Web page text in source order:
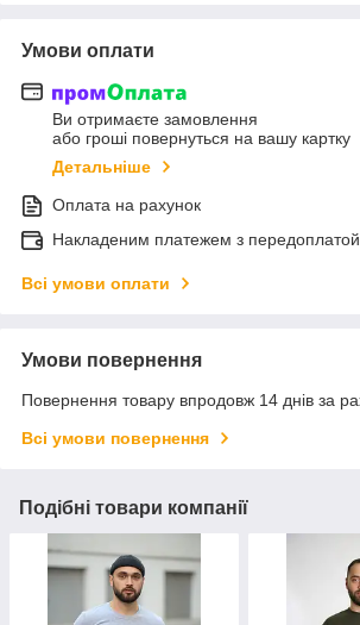
Умови оплати
Ви отримаєте замовлення
або гроші повернуться на вашу картку
Детальніше
Оплата на рахунок
Накладеним платежем з
Всі умови оплати
Умови повернення
Повернення товару впродовж 14 днів за
Всі умови повернення
Подібні товари компанії